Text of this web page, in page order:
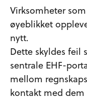
Virksomheter
øyeblikket
nytt.
Dette skyldes feil
sentrale EHF-
mellom
kontakt med